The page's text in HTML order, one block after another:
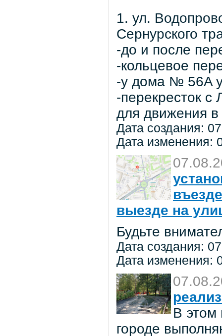
1. ул.
Сернурского
-до и после
-кольцевое
-у дома № 56A
-перекресток с
для движения
Дата создания:
Дата изменения:
выезде на
Будьте
Дата создания:
Дата изменения:
В этом
городе